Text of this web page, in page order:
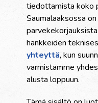
tiedottamista koko
Saumalaaksossa
hankkeiden
yhteyttä, kun
varmistamme
alusta loppuun.